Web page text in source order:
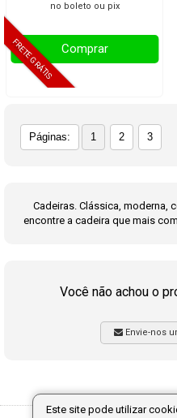
no boleto ou pix
Comprar
Páginas: 1 2 3
Cadeiras. Clássica, moderna,
encontre a cadeira que mais
Você não achou o
Envie-nos
Este site pode utilizar